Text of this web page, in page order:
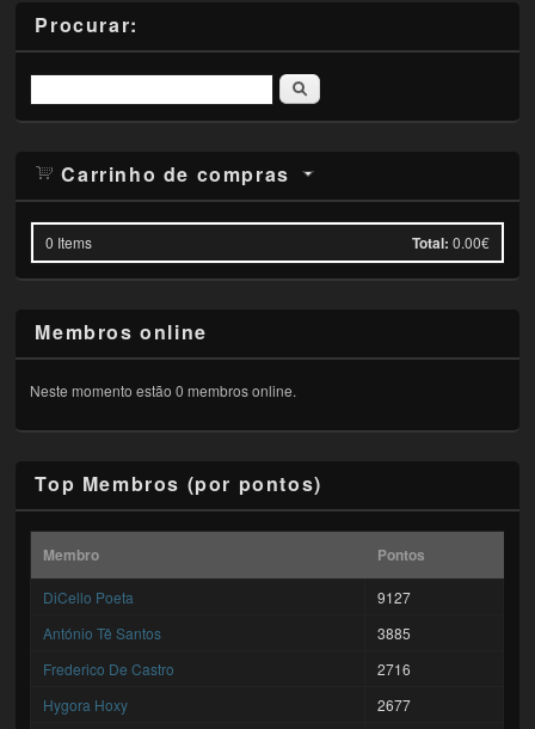
Procurar:
Pesquisar
Carrinho de compras
0 Items Total: 0.00€
Membros online
Neste momento estão 0 membros online.
Top Membros (por pontos)
Membro Pontos
DiCello Poeta
9127
António Tê Santos
3885
Frederico De Castro
2716
Hygora Hoxy
2677